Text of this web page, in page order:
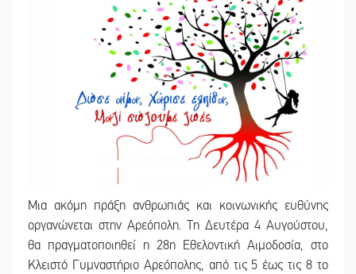
Μια ακόμη πράξη ανθρωπιάς και κοινωνικής ευθύνης
οργανώνεται στην Αρεόπολη. Τη Δευτέρα 4 Αυγούστου,
θα πραγματοποιηθεί η 28η Εθελοντική Αιμοδοσία, στο
Κλειστό Γυμναστήριο Αρεόπολης, από τις 5 έως τις 8 το